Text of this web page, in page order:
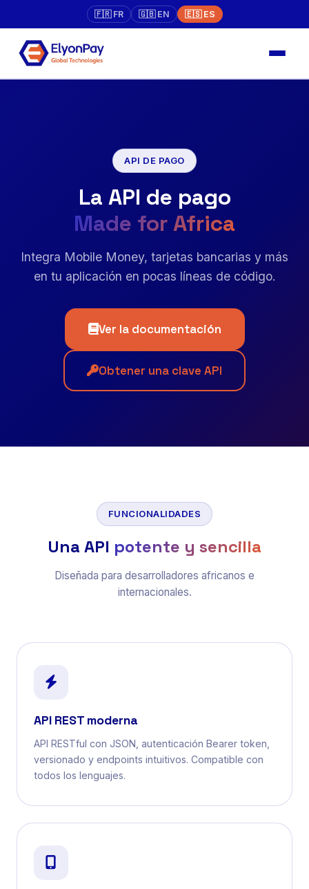
🇫🇷 FR 🇬🇧 EN 🇪🇸 ES
API DE PAGO
La API de pago
Made for Africa
Integra Mobile Money, tarjetas bancarias y más
en tu aplicación en pocas líneas de código.
Ver la documentación
Obtener una clave API
FUNCIONALIDADES
Una API potente y sencilla
Diseñada para desarrolladores africanos e
internacionales.
API REST moderna
API RESTful con JSON, autenticación Bearer token,
versionado y endpoints intuitivos. Compatible con
todos los lenguajes.